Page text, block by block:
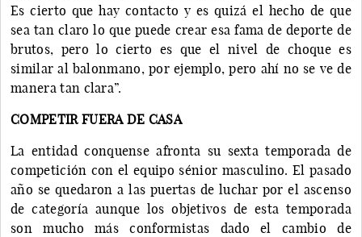
Es cierto que hay contacto y es quizá el hecho de que
sea tan claro lo que puede crear esa fama de deporte de
brutos, pero lo cierto es que el nivel de choque es
similar al balonmano, por ejemplo, pero ahí no se ve de
manera tan clara”.
COMPETIR FUERA DE CASA
La entidad conquense afronta su sexta temporada de
competición con el equipo sénior masculino. El pasado
año se quedaron a las puertas de luchar por el ascenso
de categoría aunque los objetivos de esta temporada
son mucho más conformistas dado el cambio de